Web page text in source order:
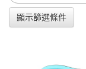
顯示篩選條件